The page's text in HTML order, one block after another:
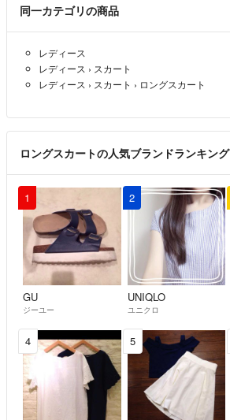
同一カテゴリの商品
レディース
レディース › スカート
レディース › スカート › ロングスカート
ロングスカートの人気ブランドランキング
1
GU
ジーユー
2
UNIQLO
ユニクロ
4 5